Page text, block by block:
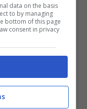
per il
data on the basis
to by managing
bottom of this page
consent in privacy